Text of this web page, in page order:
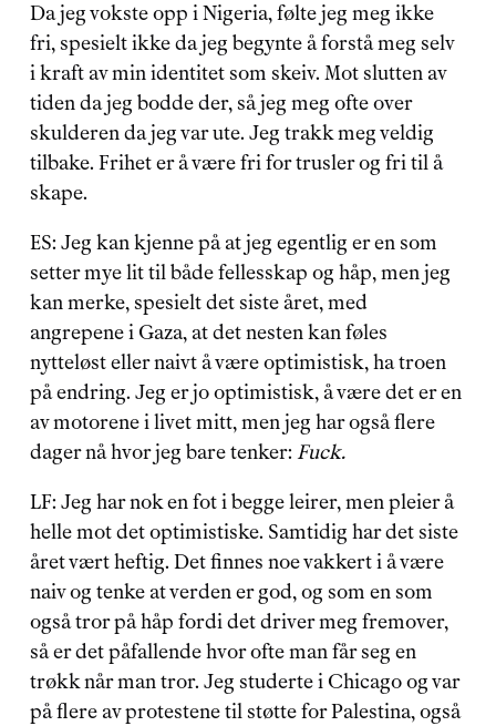
Da jeg vokste opp i Nigeria, følte jeg meg ikke
fri, spesielt ikke da jeg begynte å forstå meg selv
i kraft av min identitet som skeiv. Mot slutten av
tiden da jeg bodde der, så jeg meg ofte over
skulderen da jeg var ute. Jeg trakk meg veldig
tilbake. Frihet er å være fri for trusler og fri til å
skape.
ES: Jeg kan kjenne på at jeg egentlig er en som
setter mye lit til både fellesskap og håp, men jeg
kan merke, spesielt det siste året, med
angrepene i Gaza, at det nesten kan føles
nytteløst eller naivt å være optimistisk, ha troen
på endring. Jeg er jo optimistisk, å være det er en
av motorene i livet mitt, men jeg har også flere
dager nå hvor jeg bare tenker: Fuck.
LF: Jeg har nok en fot i begge leirer, men pleier å
helle mot det optimistiske. Samtidig har det siste
året vært heftig. Det finnes noe vakkert i å være
naiv og tenke at verden er god, og som en som
også tror på håp fordi det driver meg fremover,
så er det påfallende hvor ofte man får seg en
trøkk når man tror. Jeg studerte i Chicago og var
på flere av protestene til støtte for Palestina, også